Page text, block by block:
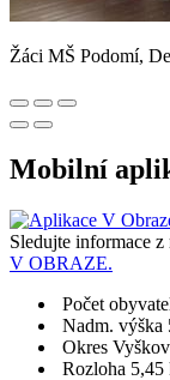
Žáci MŠ Podomí,
Mobilní
Sledujte informace z
V OBRAZE.
Počet
Nadm. výška
Okres Vyškov
Rozloha 5,45